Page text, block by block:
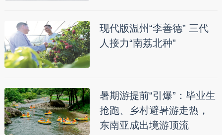
现代版温州“李善德” 三代
人接力“南荔北种”
暑期游提前“引爆”：毕业生
抢跑、乡村避暑游走热，
东南亚成出境游顶流